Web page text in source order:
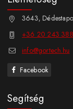
3643,
+36 20 243
info@gortech.hu
Facebook
Segítség